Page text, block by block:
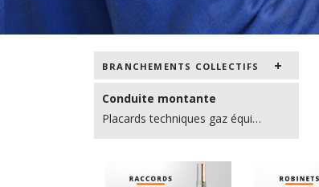
BRANCHEMENTS COLLECTIFS
Conduite montante
Placards techniques gaz équipés